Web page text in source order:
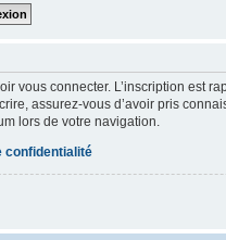
vous connecter. L’inscription est
assurez-vous d’avoir pris
lors de votre navigation.
confidentialité